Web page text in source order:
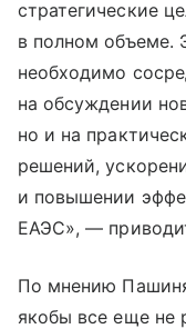
стратегические
в полном объеме.
необходимо
на обсуждении
но и на
решений,
и повышении
ЕАЭС», —
По мнению
якобы все еще не